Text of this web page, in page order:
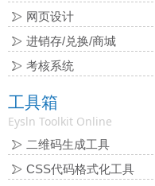
网页设计
进销存/兑换/商城
考核系统
工具箱
Eysln Toolkit Online
二维码生成工具
CSS代码格式化工具